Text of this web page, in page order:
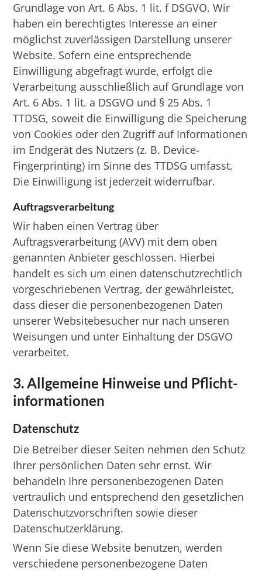
Grundlage von Art. 6 Abs. 1 lit. f DSGVO. Wir
haben ein berechtigtes Interesse an einer
möglichst zuverlässigen Darstellung unserer
Website. Sofern eine entsprechende
Einwilligung abgefragt wurde, erfolgt die
Verarbeitung ausschließlich auf Grundlage von
Art. 6 Abs. 1 lit. a DSGVO und § 25 Abs. 1
TTDSG, soweit die Einwilligung die Speicherung
von Cookies oder den Zugriff auf Informationen
im Endgerät des Nutzers (z. B. Device-
Fingerprinting) im Sinne des TTDSG umfasst.
Die Einwilligung ist jederzeit widerrufbar.
Auftragsverarbeitung
Wir haben einen Vertrag über
Auftragsverarbeitung (AVV) mit dem oben
genannten Anbieter geschlossen. Hierbei
handelt es sich um einen datenschutzrechtlich
vorgeschriebenen Vertrag, der gewährleistet,
dass dieser die personenbezogenen Daten
unserer Websitebesucher nur nach unseren
Weisungen und unter Einhaltung der DSGVO
verarbeitet.
3. Allgemeine Hinweise und Pflicht­
informationen
Datenschutz
Die Betreiber dieser Seiten nehmen den Schutz
Ihrer persönlichen Daten sehr ernst. Wir
behandeln Ihre personenbezogenen Daten
vertraulich und entsprechend den gesetzlichen
Datenschutzvorschriften sowie dieser
Datenschutzerklärung.
Wenn Sie diese Website benutzen, werden
verschiedene personenbezogene Daten